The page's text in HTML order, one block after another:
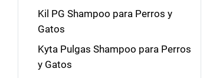
Kil PG Shampoo para Perros y
Gatos
Kyta Pulgas Shampoo para Perros
y Gatos